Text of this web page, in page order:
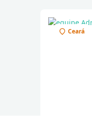
Ceará